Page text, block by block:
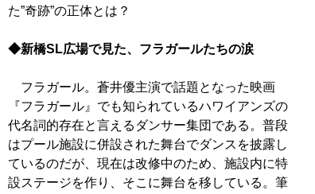
た”奇跡”の正体とは？
◆新橋SL広場で見た、フラガールたちの涙
フラガール。蒼井優主演で話題となった映画
『フラガール』でも知られているハワイアンズの
代名詞的存在と言えるダンサー集団である。普段
はプール施設に併設された舞台でダンスを披露し
ているのだが、現在は改修中のため、施設内に特
設ステージを作り、そこに舞台を移している。筆